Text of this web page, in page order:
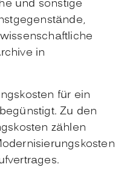
und sonstige
in
für ein
Zu den
zählen